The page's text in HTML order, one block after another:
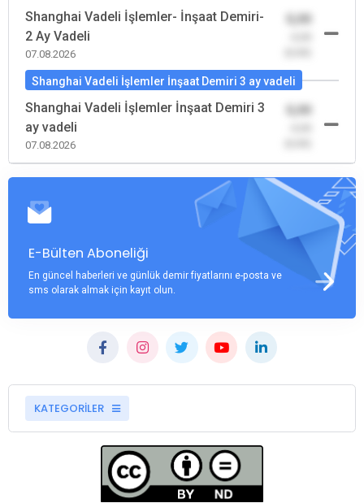
Shanghai Vadeli İşlemler- İnşaat Demiri-
2 Ay Vadeli
07.08.2026
0,00
Shanghai Vadeli İşlemler İnşaat Demiri 3 ay vadeli
Shanghai Vadeli İşlemler İnşaat Demiri 3
ay vadeli
07.08.2026
0,00
E-Bülten Aboneliği
En güncel haberleri ve günlük demir fiyatlarını e-posta ve
sms olarak almak için kayıt olun.
KATEGORİLER